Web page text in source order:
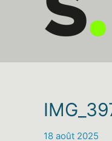
18 août 2025